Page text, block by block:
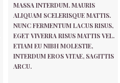
MASSA INTERDUM. MAURIS
ALIQUAM SCELERISQUE MATTIS.
NUNC FERMENTUM LACUS RISUS,
EGET VIVERRA RISUS MATTIS VEL.
ETIAM EU NIBH MOLESTIE,
INTERDUM EROS VITAE, SAGITTIS
ARCU.